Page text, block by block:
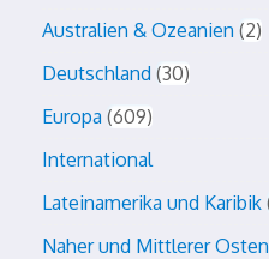
Australien & Ozeanien 2
Deutschland 30
Europa 609
International
Lateinamerika und Karibik
Naher und Mittlerer Osten